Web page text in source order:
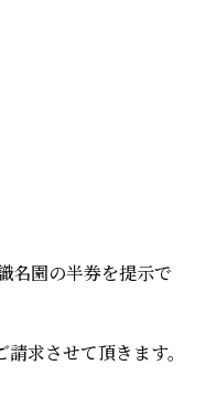
名園の半券を提示で
求させて頂きます。